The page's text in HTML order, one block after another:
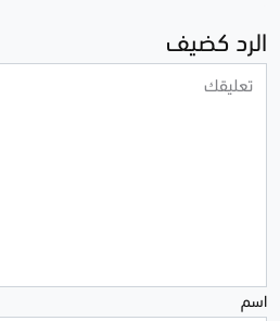
الرد كضيف
اسم